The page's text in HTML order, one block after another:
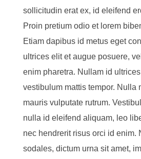
sollicitudin erat ex, id eleifend
Proin pretium odio et lorem
Etiam dapibus id metus eget
ultrices elit et augue posuere,
enim pharetra. Nullam id
vestibulum mattis tempor. Nulla
mauris vulputate rutrum.
nulla id eleifend aliquam, leo
nec hendrerit risus orci id enim.
sodales, dictum urna sit amet,